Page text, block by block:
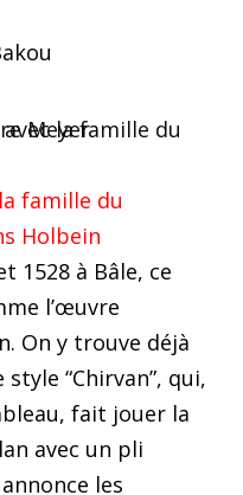
famille du
Holbein
1528 à Bâle, ce
l’œuvre
On y trouve déjà
“Chirvan”, qui,
fait jouer la
avec un pli
les